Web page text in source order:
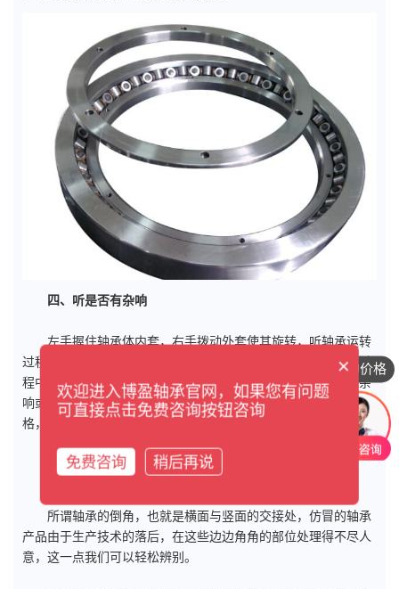
四、听是否有杂响
左手握住轴承体内套，右手拨动外套使其旋转，听轴承运转
过程中是否有杂响。大部分仿冒产品的生产条件落后，在生产过
程中轴承体内难免会掺进杂质，所以在轴承旋转的时候会出现杂
响或者运行不顺畅的现象。这是判断产品是否出自生产标准严
格，用机器操作的正规厂商的品牌产品的关键。
五、看倒角是否均匀
所谓轴承的倒角，也就是横面与竖面的交接处，仿冒的轴承
产品由于生产技术的落后，在这些边边角角的部位处理得不尽人
意，这一点我们可以轻松辨别。
想咨询具体的价格
×
欢迎进入博盈轴承官网，如果您有问题
可直接点击免费咨询按钮咨询
免费咨询 稍后再说